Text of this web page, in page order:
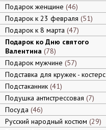
Подарок женщине 46
Подарок к 23 февраля 51
Подарок к 8 марта 47
Подарок ко Дню святого
Валентина 78
Подарок мужчине 57
Подставка для кружек - костерс
Подстаканник 41
Подушка антистрессовая 7
Посуда 46
Русский народный костюм 29